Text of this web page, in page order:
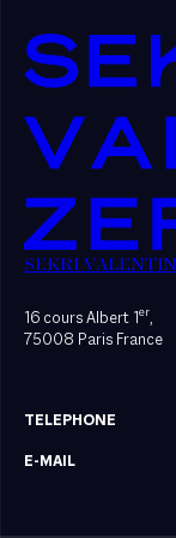
SEKRI
16 cours Albert 1er,
75008 Paris France
TELEPHONE
E-MAIL